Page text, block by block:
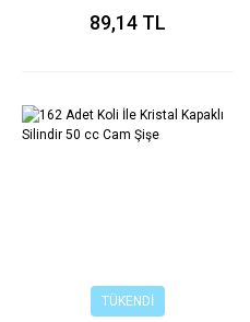
89,14 TL
TÜKENDİ